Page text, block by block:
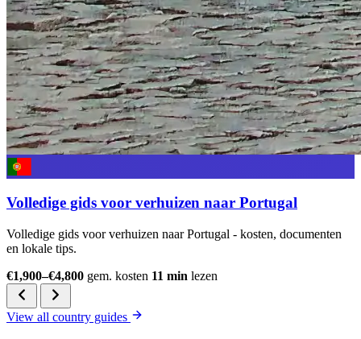
Volledige gids voor verhuizen naar Portugal
Volledige gids voor verhuizen naar Portugal - kosten, documenten
en lokale tips.
€1,900–€4,800 gem. kosten 11 min lezen
View all country guides